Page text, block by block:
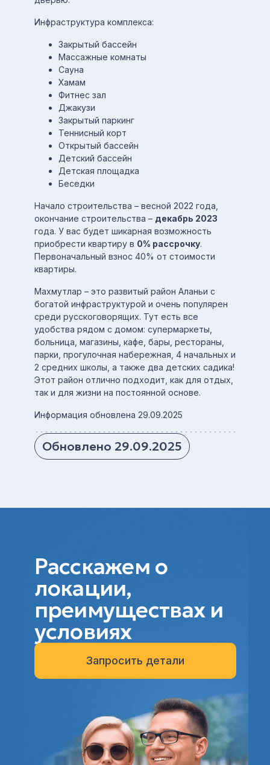
Инфраструктура комплекса:
Закрытый бассейн
Массажные комнаты
Сауна
Хамам
Фитнес зал
Джакузи
Закрытый паркинг
Теннисный корт
Открытый бассейн
Детский бассейн
Детская площадка
Беседки
Начало строительства – весной 2022 года,
окончание строительства – декабрь 2023
года. У вас будет шикарная возможность
приобрести квартиру в 0% рассрочку.
Первоначальный взнос 40% от стоимости
квартиры.
Махмутлар – это развитый район Аланьи с
богатой инфраструктурой и очень популярен
среди русскоговорящих. Тут есть все
удобства рядом с домом: супермаркеты,
больница, магазины, кафе, бары, рестораны,
парки, прогулочная набережная, 4 начальных и
2 средних школы, а также два детских садика!
Этот район отлично подходит, как для отдых,
так и для жизни на постоянной основе.
Информация обновлена 29.09.2025
Обновлено 29.09.2025
Расскажем о
локации,
преимуществах и
условиях
Запросить детали